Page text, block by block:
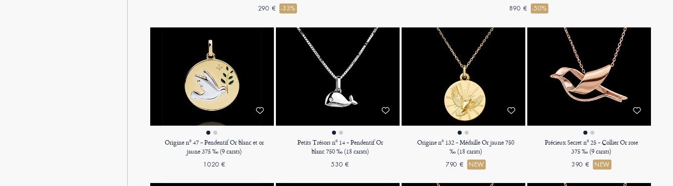
290 € -33% 890 € -50%
Origine nº 47 - Pendentif Or blanc et or
jaune 375 ‰ (9 carats)
1020 €
Petits Trésors nº 14 - Pendentif Or
blanc 750 ‰ (18 carats)
530 €
Origine nº 132 - Médaille Or jaune 750
‰ (18 carats)
790 € NEW
Précieux Secret nº 25 - Collier Or rose
375 ‰ (9 carats)
390 € NEW